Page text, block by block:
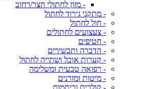
- מזון לחתולי חצר/רחוב
- מתקני גירוד לחתול
- חול לחתול
- צעצועים לחתולים
- חטיפים
- הדברה ותכשירים
- קערות אוכל ושתייה לחתול
- רפואה טבעית ומשלימה
- מיטות ומזרנים
- קולרים וריתמות